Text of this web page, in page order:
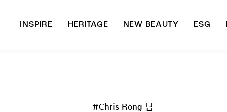
INSPIRE HERITAGE NEW BEAUTY ESG
#Chris Rong 님